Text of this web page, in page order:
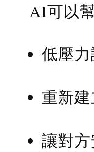
AI可以
低壓
重新
讓對